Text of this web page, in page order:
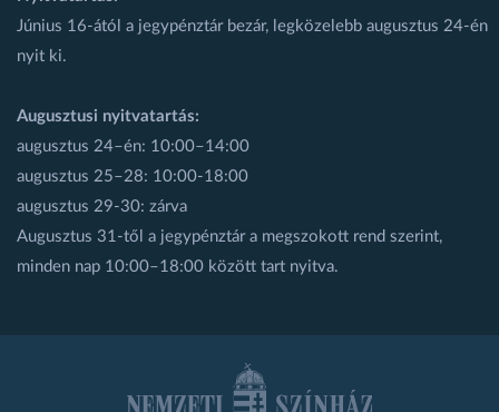
Június 16-ától a jegypénztár bezár, legközelebb augusztus 24-én
nyit ki.
Augusztusi nyitvatartás:
augusztus 24–én: 10:00–14:00
augusztus 25–28: 10:00-18:00
augusztus 29-30: zárva
Augusztus 31-től a jegypénztár a megszokott rend szerint,
minden nap 10:00–18:00 között tart nyitva.